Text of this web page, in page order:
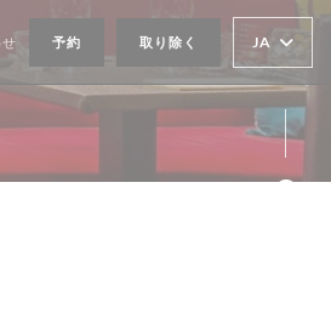
ます))
予約 取り除く JA